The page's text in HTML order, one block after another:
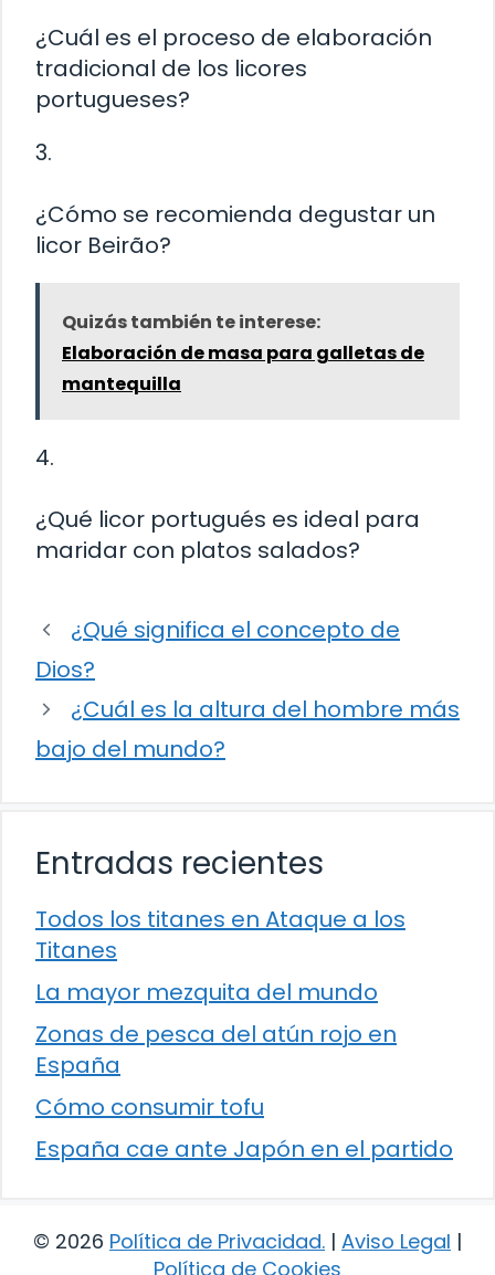
¿Cuál es el proceso de elaboración
tradicional de los licores
portugueses?
3.
¿Cómo se recomienda degustar un
licor Beirão?
Quizás también te interese:
Elaboración de masa para galletas de
mantequilla
4.
¿Qué licor portugués es ideal para
maridar con platos salados?
¿Qué significa el concepto de
Dios?
¿Cuál es la altura del hombre más
bajo del mundo?
Entradas recientes
Todos los titanes en Ataque a los
Titanes
La mayor mezquita del mundo
Zonas de pesca del atún rojo en
España
Cómo consumir tofu
España cae ante Japón en el partido
© 2026 Política de Privacidad. | Aviso Legal |
Política de Cookies